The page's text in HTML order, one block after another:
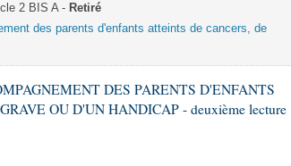
2 BIS A - Retiré
des parents d'enfants atteints de cancers, de
DES PARENTS D'ENFANTS
OU D'UN HANDICAP - deuxième lecture